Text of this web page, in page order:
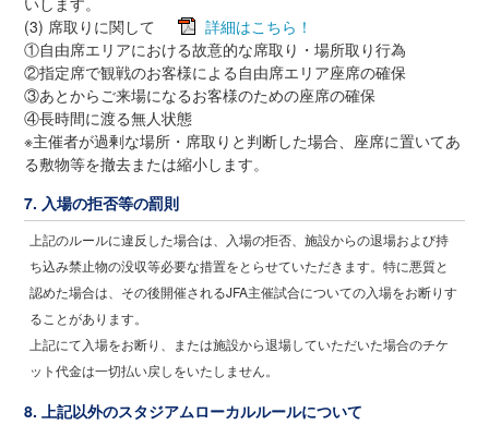
(3) 席取りに関して
詳細はこちら！
①自由席エリアにおける故意的な席取り・場所取り行為
②指定席で観戦のお客様による自由席エリア座席の確保
③あとからご来場になるお客様のための座席の確保
④長時間に渡る無人状態
※主催者が過剰な場所・席取りと判断した場合、座席に置いてあ
る敷物等を撤去または縮小します。
7. 入場の拒否等の罰則
上記のルールに違反した場合は、入場の拒否、施設からの退場および持
ち込み禁止物の没収等必要な措置をとらせていただきます。特に悪質と
認めた場合は、その後開催されるJFA主催試合についての入場をお断りす
ることがあります。
上記にて入場をお断り、または施設から退場していただいた場合のチケ
ット代金は一切払い戻しをいたしません。
8. 上記以外のスタジアムローカルルールについて